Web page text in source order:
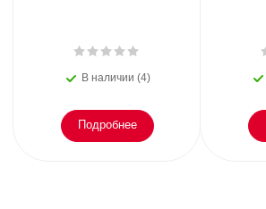
В наличии (4)
Подробнее